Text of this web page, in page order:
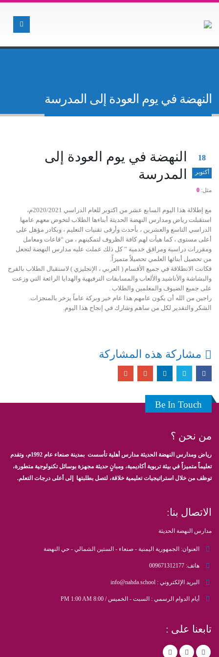
النهضة في يوم العودة إلى المدرسة
18
أكتوبر
النهضة في يوم العودة إلى
المدرسة
مثل: 0
مع إطلالة هذا اليوم السابع عشر من اكتوبر للعام الدراسي 2020/2021م،
استقبلت رياض ومدارس النهضة الحديثة أبناءها الطلاب لتخوض معهم عامها
الدراسي التاسع والعشرين ، بأحدث وأرقى تقنيات التعليم ، وبكادر مؤهل على
أعلى مستوى ، كما هيأت لهم كافة الظروف لتمكينهم ، من “قاعات ومعامل
ومقررات دراسية ومرافق خدمية ” كل ذلك عملت عليه مدارس النهضة لتجعل
من تحصيل أبنائها العلمي تحصيلاً متميزاً.
فكانت الانطلاقة في جميع الأقسام ( العربي ، الإنجليزي ) لاستقبال الطلاب بالفرح
والبشاشة والأناشيد والألعاب والمسابقات الترفيهية والهدايا الرائعة التي وزعت
على جميع الضيوف والمعلمين والطلاب .
راجين من الله أن يكون عامهم هذا عام خير وبركة عاماً يزخر بالمنجزات.
الشكر والتقدير لكل من ساهم وشارك في إنجاح هذا اليوم.
مشاركة هذه المشاركة
Be In Touch
من نحن ؟
رياض ومدارس النهضة الحديثة مدارس أهلية تأسست بمدينة صنعاء عام 1992م، وتقدم
تعليماً متميزاً في بيئة تربوية أكاديمية، ومبانٍ حديثة مجهزة بوسائل تكنولوجية متطورة،
توظف من خلال استراتيجيات تعليمية خلاقة، لتصل بطلبتها إلى أعلى درجات التعلم.
الاتصال بنا:
مدارس النهضة الحديثة
العنوان: الجمهورية اليمنية - صنعاء - الستين الشمالي - حي النهضة
هاتف: 009671312177
البريد الإلكتروني : info@nahda.school
أيام الدوام الرسمي : السبت - الخميس / 8:00 PM 1:00 AM
تابعنا على :